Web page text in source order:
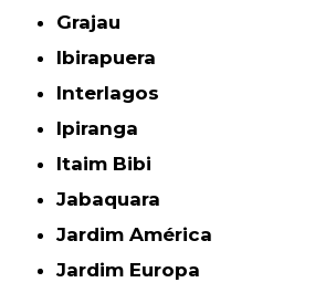
Grajau
Ibirapuera
Interlagos
Ipiranga
Itaim Bibi
Jabaquara
Jardim América
Jardim Europa